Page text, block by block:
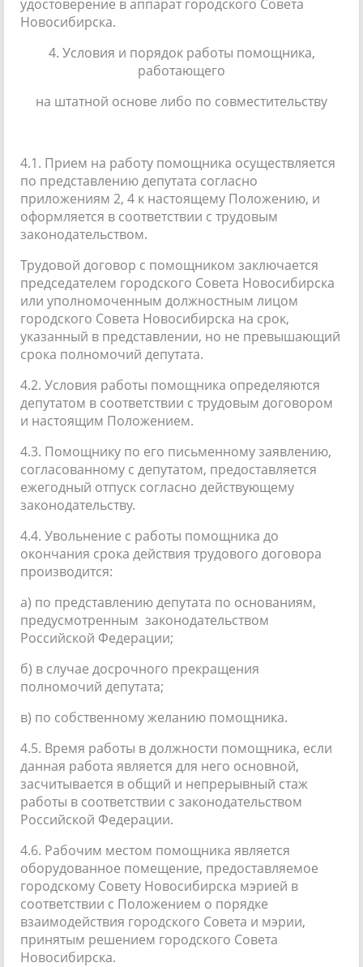
удостоверение в аппарат городского Совета
Новосибирска.
4. Условия и порядок работы помощника,
работающего
на штатной основе либо по совместительству
4.1. Прием на работу помощника осуществляется
по представлению депутата согласно
приложениям 2, 4 к настоящему Положению, и
оформляется в соответствии с трудовым
законодательством.
Трудовой договор с помощником заключается
председателем городского Совета Новосибирска
или уполномоченным должностным лицом
городского Совета Новосибирска на срок,
указанный в представлении, но не превышающий
срока полномочий депутата.
4.2. Условия работы помощника определяются
депутатом в соответствии с трудовым договором
и настоящим Положением.
4.3. Помощнику по его письменному заявлению,
согласованному с депутатом, предоставляется
ежегодный отпуск согласно действующему
законодательству.
4.4. Увольнение с работы помощника до
окончания срока действия трудового договора
производится:
а) по представлению депутата по основаниям,
предусмотренным законодательством
Российской Федерации;
б) в случае досрочного прекращения
полномочий депутата;
в) по собственному желанию помощника.
4.5. Время работы в должности помощника, если
данная работа является для него основной,
засчитывается в общий и непрерывный стаж
работы в соответствии с законодательством
Российской Федерации.
4.6. Рабочим местом помощника является
оборудованное помещение, предоставляемое
городскому Совету Новосибирска мэрией в
соответствии с Положением о порядке
взаимодействия городского Совета и мэрии,
принятым решением городского Совета
Новосибирска.